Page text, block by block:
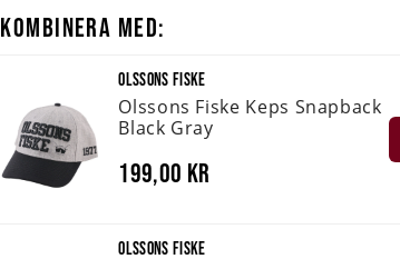
KOMBINERA MED:
OLSSONS FISKE
Olssons Fiske Keps Snapback
Black Gray
199,00 kr
OLSSONS FISKE